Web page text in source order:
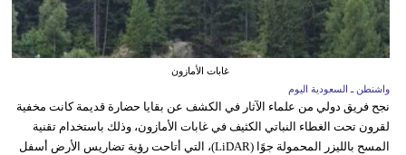
غابات الأمازون
واشنطن ـ السعودية اليوم
نجح فريق دولي من علماء الآثار في الكشف عن بقايا حضارة قديمة كانت مخفية
لقرون تحت الغطاء النباتي الكثيف في غابات الأمازون، وذلك باستخدام تقنية
المسح بالليزر المحمولة جوًا (LiDAR)، التي أتاحت رؤية تضاريس الأرض أسفل